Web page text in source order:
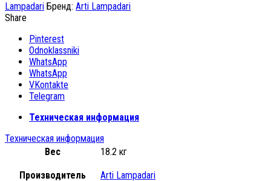
Lampadari Бренд: Arti Lampadari
Share
Pinterest
Odnoklassniki
WhatsApp
WhatsApp
VKontakte
Telegram
Техническая информация
Техническая информация
Вес
18.2 кг
Производитель Arti Lampadari